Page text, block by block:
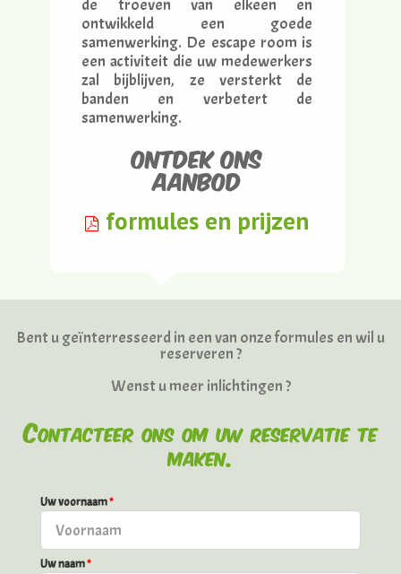
de troeven van elkeen en
ontwikkeld een goede
samenwerking. De escape room is
een activiteit die uw medewerkers
zal bijblijven, ze versterkt de
banden en verbetert de
samenwerking.
Ontdek ons
aanbod
formules en prijzen
Bent u geïnterresseerd in een van onze formules en wil u
reserveren ?
Wenst u meer inlichtingen ?
Contacteer ons om uw reservatie te
maken.
Uw voornaam*
Uw naam*